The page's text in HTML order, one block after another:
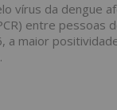
vírus da dengue
entre pessoas
a maior